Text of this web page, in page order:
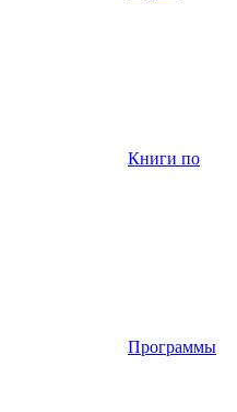
Книги по
Программы